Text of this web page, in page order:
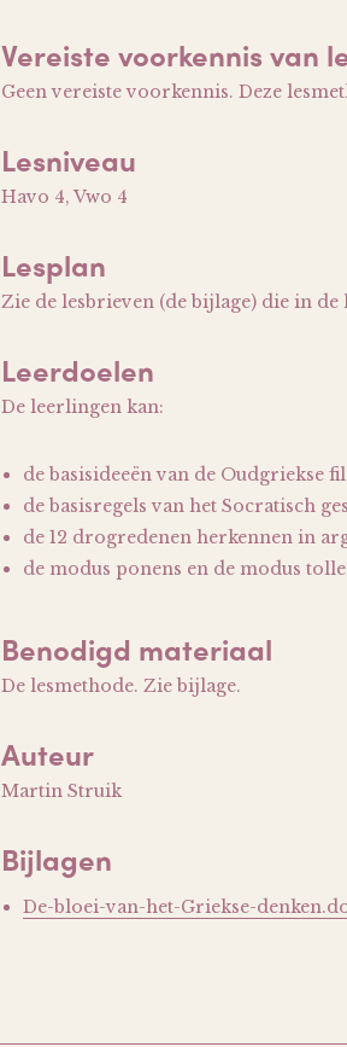
Vereiste voorkennis van
Geen vereiste voorkennis. Deze
Lesniveau
Havo 4, Vwo 4
Lesplan
Zie de lesbrieven (de bijlage) die in
Leerdoelen
De leerlingen kan:
de basisideeën van de Oudgriekse
de basisregels van het Socratisch
de 12 drogredenen herkennen in
de modus ponens en de modus
Benodigd materiaal
De lesmethode. Zie bijlage.
Auteur
Martin Struik
Bijlagen
De-bloei-van-het-Griekse-